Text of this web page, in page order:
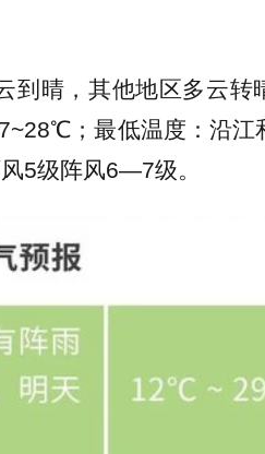
到晴，其他地区多云转
；最低温度：沿江
5级阵风6—7级。